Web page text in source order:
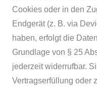
Cookies oder in den
Endgerät (z. B. via
haben, erfolgt die
Grundlage von § 25
jederzeit widerrufbar.
Vertragserfüllung oder